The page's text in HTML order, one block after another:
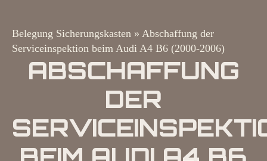
Belegung Sicherungskasten » Abschaffung der
Serviceinspektion beim Audi A4 B6 (2000-2006)
ABSCHAFFUNG
DER